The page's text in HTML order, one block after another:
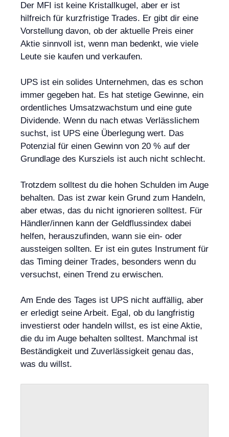
Der MFI ist keine Kristallkugel, aber er ist
hilfreich für kurzfristige Trades. Er gibt dir eine
Vorstellung davon, ob der aktuelle Preis einer
Aktie sinnvoll ist, wenn man bedenkt, wie viele
Leute sie kaufen und verkaufen.
UPS ist ein solides Unternehmen, das es schon
immer gegeben hat. Es hat stetige Gewinne, ein
ordentliches Umsatzwachstum und eine gute
Dividende. Wenn du nach etwas Verlässlichem
suchst, ist UPS eine Überlegung wert. Das
Potenzial für einen Gewinn von 20 % auf der
Grundlage des Kursziels ist auch nicht schlecht.
Trotzdem solltest du die hohen Schulden im Auge
behalten. Das ist zwar kein Grund zum Handeln,
aber etwas, das du nicht ignorieren solltest. Für
Händler/innen kann der Geldflussindex dabei
helfen, herauszufinden, wann sie ein- oder
aussteigen sollten. Er ist ein gutes Instrument für
das Timing deiner Trades, besonders wenn du
versuchst, einen Trend zu erwischen.
Am Ende des Tages ist UPS nicht auffällig, aber
er erledigt seine Arbeit. Egal, ob du langfristig
investierst oder handeln willst, es ist eine Aktie,
die du im Auge behalten solltest. Manchmal ist
Beständigkeit und Zuverlässigkeit genau das,
was du willst.